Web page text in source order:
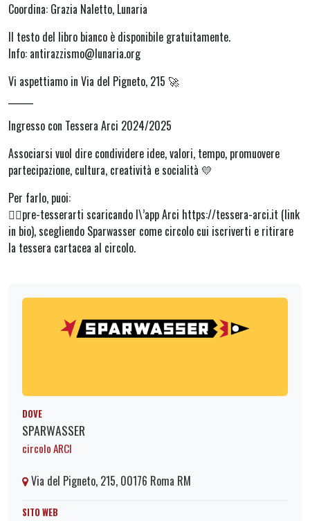
Coordina: Grazia Naletto, Lunaria
Il testo del libro bianco è disponibile gratuitamente.
Info: antirazzismo@lunaria.org
Vi aspettiamo in Via del Pigneto, 215 🚀
Ingresso con Tessera Arci 2024/2025
Associarsi vuol dire condividere idee, valori, tempo, promuovere
partecipazione, cultura, creatività e socialità 💛
Per farlo, puoi:
👉🏻pre-tesserarti scaricando l\’app Arci https://tessera-arci.it (link
in bio), scegliendo Sparwasser come circolo cui iscriverti e ritirare
la tessera cartacea al circolo.
DOVE
SPARWASSER
circolo ARCI
Via del Pigneto, 215, 00176 Roma RM
SITO WEB